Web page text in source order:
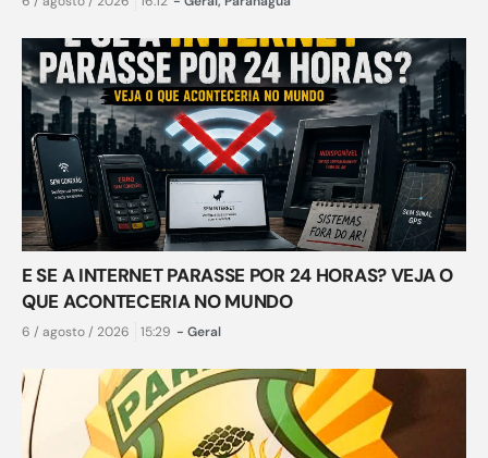
E SE A INTERNET PARASSE POR 24 HORAS? VEJA O
QUE ACONTECERIA NO MUNDO
6 / agosto / 2026 15:29 - Geral